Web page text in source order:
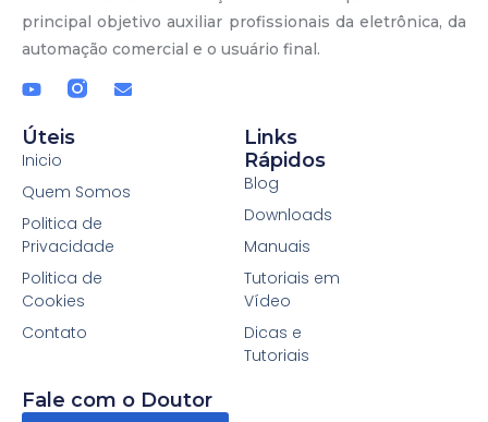
principal objetivo auxiliar profissionais da eletrônica, da
automação comercial e o usuário final.
Úteis
Inicio
Quem Somos
Politica de
Privacidade
Politica de
Cookies
Contato
Links
Rápidos
Blog
Downloads
Manuais
Tutoriais em
Vídeo
Dicas e
Tutoriais
Fale com o Doutor